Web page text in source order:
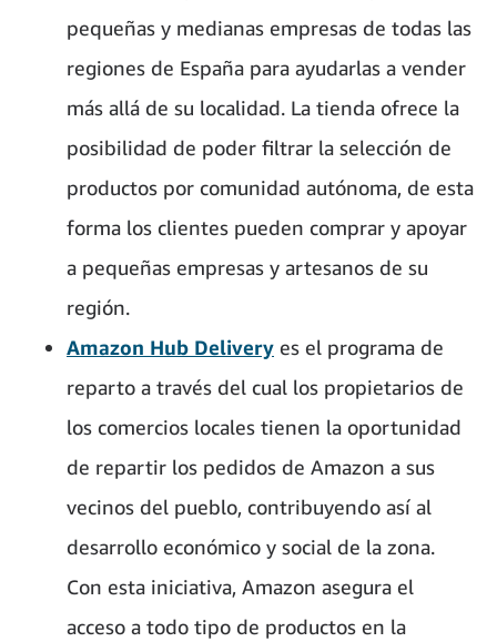
pequeñas y medianas empresas de todas las
regiones de España para ayudarlas a vender
más allá de su localidad. La tienda ofrece la
posibilidad de poder filtrar la selección de
productos por comunidad autónoma, de esta
forma los clientes pueden comprar y apoyar
a pequeñas empresas y artesanos de su
región.
Amazon Hub Delivery es el programa de
reparto a través del cual los propietarios de
los comercios locales tienen la oportunidad
de repartir los pedidos de Amazon a sus
vecinos del pueblo, contribuyendo así al
desarrollo económico y social de la zona.
Con esta iniciativa, Amazon asegura el
acceso a todo tipo de productos en la